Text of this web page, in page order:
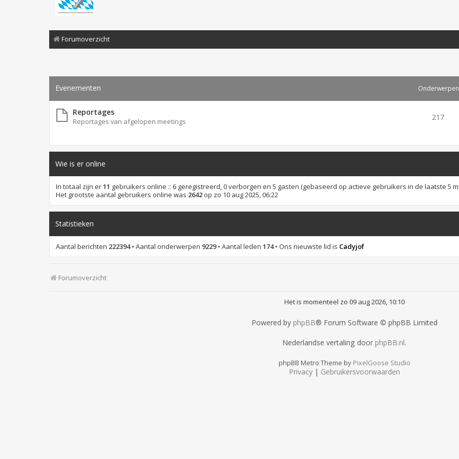
Forumoverzicht
Evenementen Onderwerpen
Reportages
Reportages van afgelopen meetings 217
Wie is er online
In totaal zijn er11 gebruikers online :: 6 geregistreerd, 0 verborgen en 5 gasten (gebaseerd op actieve gebruikers in de laatste 5
Het grootste aantal gebruikers online was 2642 op zo 10 aug 2025, 06:22
Statistieken
Aantal berichten 222394• Aantal onderwerpen 9229• Aantal leden 174• Ons nieuwste lid is Cadyjof
Forumoverzicht
Het is momenteel zo 09 aug 2026, 10:10
Powered by phpBB® Forum Software © phpBB Limited
Nederlandse vertaling door phpBB.nl.
phpBB Metro Theme by PixelGoose Studio
Privacy| Gebruikersvoorwaarden